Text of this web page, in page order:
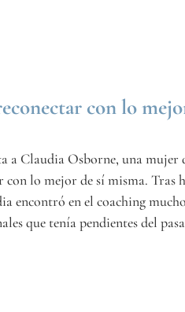
con lo
a Claudia Osborne, una mujer
con lo mejor de sí misma. Tras
encontró en el coaching
que tenía pendientes del